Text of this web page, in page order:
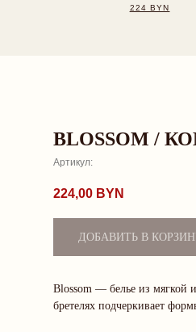
BLOSSOM /
Артикул:
224,00 BYN
ДОБАВИТЬ В
Blossom — белье из мягкой
бретелях подчеркивает